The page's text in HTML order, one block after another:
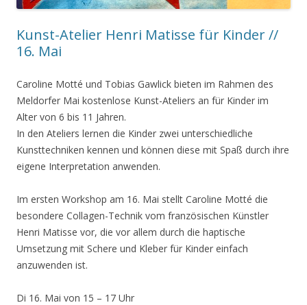
Kunst-Atelier Henri Matisse für Kinder //
16. Mai
Caroline Motté und Tobias Gawlick bieten im Rahmen des
Meldorfer Mai kostenlose Kunst-Ateliers an für Kinder im
Alter von 6 bis 11 Jahren.
In den Ateliers lernen die Kinder zwei unterschiedliche
Kunsttechniken kennen und können diese mit Spaß durch ihre
eigene Interpretation anwenden.
Im ersten Workshop am 16. Mai stellt Caroline Motté die
besondere Collagen-Technik vom französischen Künstler
Henri Matisse vor, die vor allem durch die haptische
Umsetzung mit Schere und Kleber für Kinder einfach
anzuwenden ist.
Di 16. Mai von 15 – 17 Uhr